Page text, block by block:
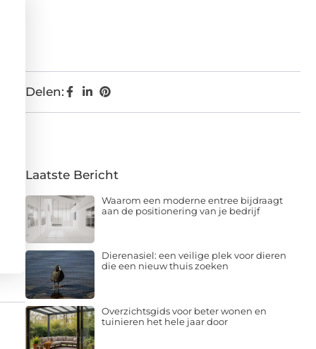
Delen:
Laatste Bericht
Waarom een moderne entree bijdraagt
aan de positionering van je bedrijf
Dierenasiel: een veilige plek voor dieren
die een nieuw thuis zoeken
Overzichtsgids voor beter wonen en
tuinieren het hele jaar door